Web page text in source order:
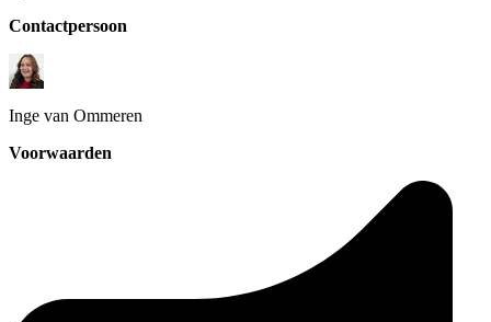
Contactpersoon
Inge van Ommeren
Voorwaarden